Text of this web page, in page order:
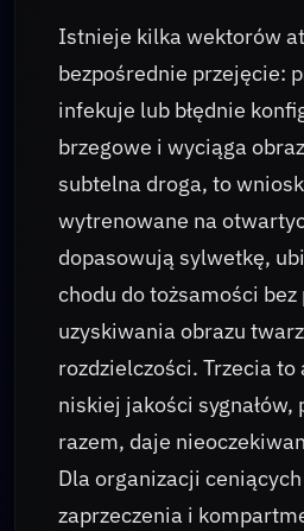
Istnieje kilka wektorów
bezpośrednie przejęcie:
infekuje lub błędnie
brzegowe i wyciąga
subtelna droga, to
wytrenowane na
dopasowują sylwetkę,
chodu do tożsamości bez
uzyskiwania obrazu
rozdzielczości. Trzecia
niskiej jakości sygnałów,
razem, daje
Dla organizacji
zaprzeczenia i